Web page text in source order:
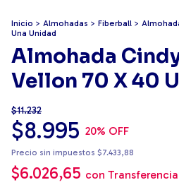
Inicio > Almohadas > Fiberball >
Una Unidad
Almohada
Vellon 70 X 40
$11.232
$8.995 20% OFF
Precio sin impuestos $7.433,88
$6.026,65 con